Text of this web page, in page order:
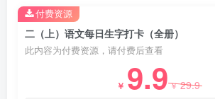
二（上）语文每日生字打卡（全册）
此内容为付费资源，请付费后查看
￥ 9.9￥29.9
付费资源